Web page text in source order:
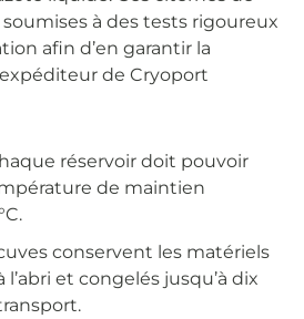
à des tests rigoureux
afin d’en garantir la
de Cryoport
réservoir doit pouvoir
de maintien
conservent les matériels
et congelés jusqu’à dix